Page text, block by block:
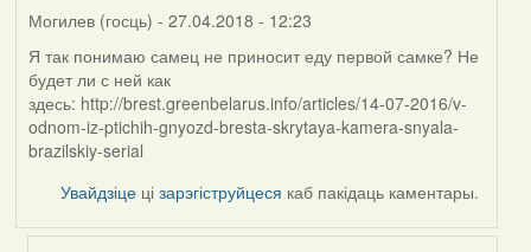
Могилев (госць) - 27.04.2018 - 12:23
Я так понимаю самец не приносит еду первой самке? Не
будет ли с ней как
здесь: http://brest.greenbelarus.info/articles/14-07-2016/v-
odnom-iz-ptichih-gnyozd-bresta-skrytaya-kamera-snyala-
brazilskiy-serial
Увайдзіце цізарэгіструйцеся каб пакідаць каментары.